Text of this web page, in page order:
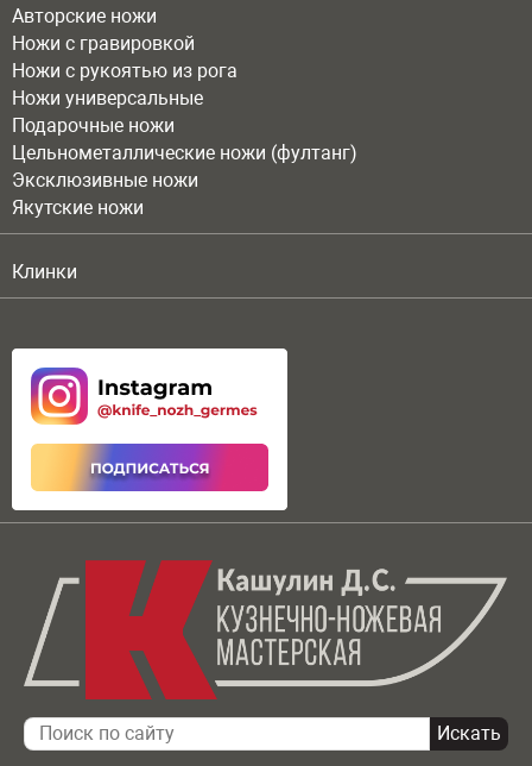
Авторские ножи
Ножи с гравировкой
Ножи с рукоятью из рога
Ножи универсальные
Подарочные ножи
Цельнометаллические ножи (фултанг)
Эксклюзивные ножи
Якутские ножи
Клинки